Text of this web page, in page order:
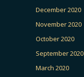
December 2020
November 2020
October 2020
September 2020
March 2020